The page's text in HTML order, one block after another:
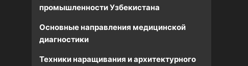
промышленности Узбекистана
Основные направления медицинской
диагностики
Техники наращивания и архитектурного